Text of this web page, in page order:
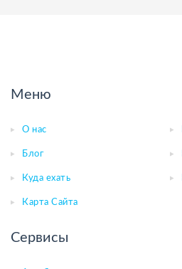
Меню
О нас
Блог
Куда ехать
Карта Сайта
Сервисы